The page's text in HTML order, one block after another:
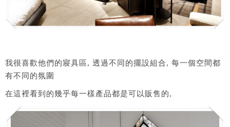
我很喜歡他們的寢具區, 透過不同的擺設組合, 每一個空間都
有不同的氛圍
在這裡看到的幾乎每一樣產品都是可以販售的,